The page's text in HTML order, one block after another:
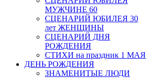
МУЖЧИНЕ 60
СЦЕНАРИЙ ЮБИЛЕЯ 30
лет ЖЕНЩИНЫ
СЦЕНАРИЙ ДНЯ
РОЖДЕНИЯ
СТИХИ на праздник 1 МАЯ
ДЕНЬ РОЖДЕНИЯ
ЗНАМЕНИТЫЕ ЛЮДИ